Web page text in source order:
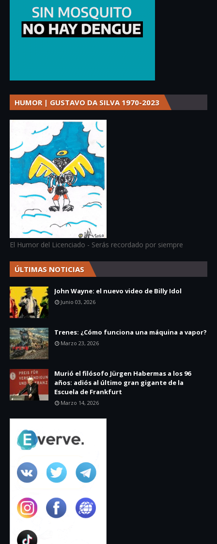
HUMOR | GUSTAVO DA SILVA 1970-2023
El Humor del Licenciado - Serás recordado por siempre
ÚLTIMAS NOTICIAS
John Wayne: el nuevo video de Billy Idol
Junio 03, 2026
Trenes: ¿Cómo funciona una máquina a vapor?
Marzo 23, 2026
Murió el filósofo Jürgen Habermas a los 96
años: adiós al último gran gigante de la
Escuela de Frankfurt
Marzo 14, 2026